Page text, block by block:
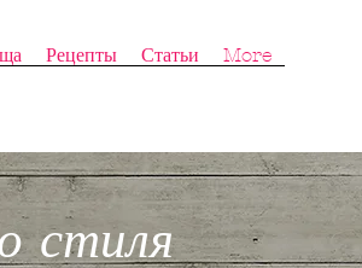
Рецепты Статьи More
стиля